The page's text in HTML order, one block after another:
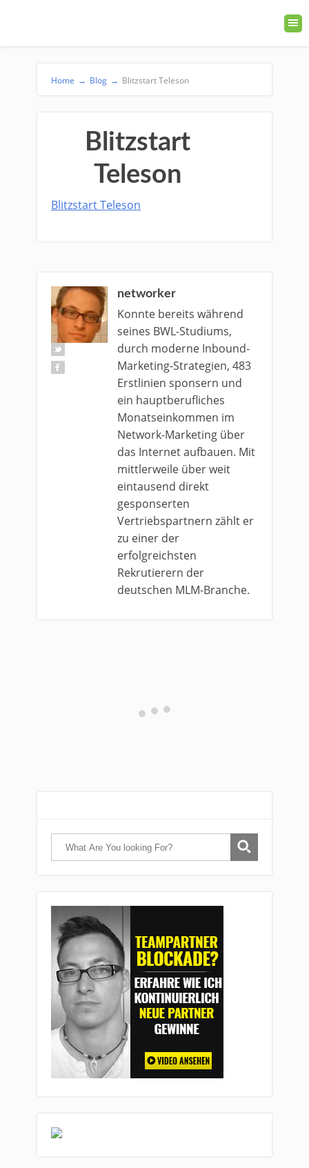
Home → Blog → Blitzstart Teleson
Blitzstart
Teleson
Blitzstart Teleson
networker
Konnte bereits während
seines BWL-Studiums,
durch moderne Inbound-
Marketing-Strategien, 483
Erstlinien sponsern und
ein hauptberufliches
Monatseinkommen im
Network-Marketing über
das Internet aufbauen. Mit
mittlerweile über weit
eintausend direkt
gesponserten
Vertriebspartnern zählt er
zu einer der
erfolgreichsten
Rekrutierern der
deutschen MLM-Branche.